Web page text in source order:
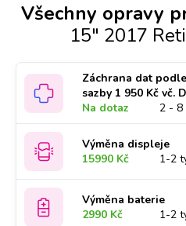
Všechny opravy
15" 2017
Záchrana dat
sazby 1 950 Kč vč.
Na dotaz
2 - 8
Výměna displeje
15990 Kč
1-2
Výměna baterie
2990 Kč
1-2